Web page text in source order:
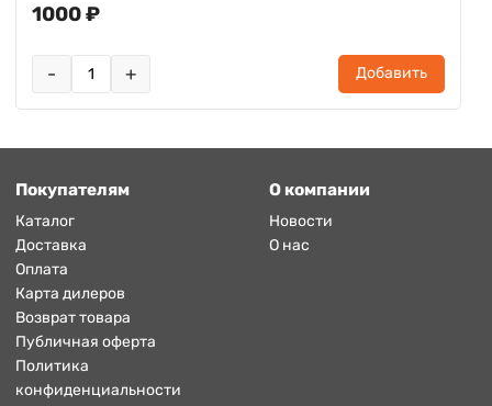
1000 ₽
- + Добавить
Покупателям
Каталог
Доставка
Оплата
Карта дилеров
Возврат товара
Публичная оферта
Политика
конфиденциальности
О компании
Новости
О нас